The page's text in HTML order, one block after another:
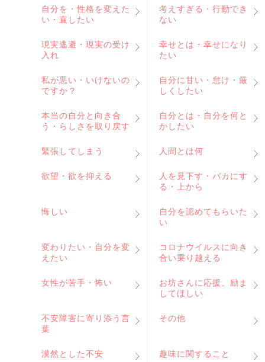
自分を・性格を変えた
い・直したい
考えすぎる・行動でき
ない
現実逃避・現実の受け
入れ
幸せとは・幸せになり
たい
私が悪い・いけないの
ですか？
自分に甘い・怠け・厳
しくしたい
本当の自分と向き合
う・らしさを取り戻す
自分とは・自分を何と
かしたい
緊張してしまう 人間とは何
欲望・欲を抑える
人を見下す・バカにす
る・上から
悔しい
自分を認めてもらいた
い
変わりたい・自分を変
えたい
コロナウイルスに向き
合い乗り越える
女性が苦手・怖い
お坊さんに応援、励ま
してほしい
不安障害に寄り添う言
葉
その他
漠然とした不安 趣味に関すること